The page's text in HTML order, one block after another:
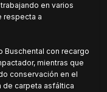
en varios
respecta a
Buschental con recargo
mientras que
conservación en el
de carpeta asfáltica